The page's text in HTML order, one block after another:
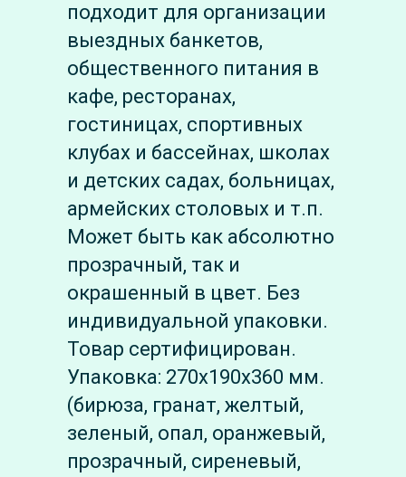
подходит для организации
выездных банкетов,
общественного питания в
кафе, ресторанах,
гостиницах, спортивных
клубах и бассейнах, школах
и детских садах, больницах,
армейских столовых и т.п.
Может быть как абсолютно
прозрачный, так и
окрашенный в цвет. Без
индивидуальной упаковки.
Товар сертифицирован.
Упаковка: 270х190х360 мм.
(бирюза, гранат, желтый,
зеленый, опал, оранжевый,
прозрачный, сиреневый,